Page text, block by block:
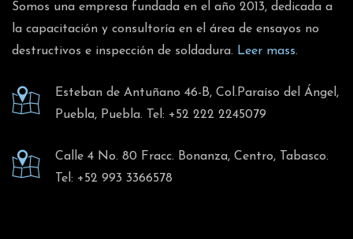
Somos una empresa fundada en el año 2013, dedicada a
la capacitación y consultoría en el área de ensayos no
destructivos e inspección de soldadura. Leer mass.
Esteban de Antuñano 46-B, Col.Paraíso del Ángel,
Puebla, Puebla. Tel: +52 222 2245079
Calle 4 No. 80 Fracc. Bonanza, Centro, Tabasco.
Tel: +52 993 3366578